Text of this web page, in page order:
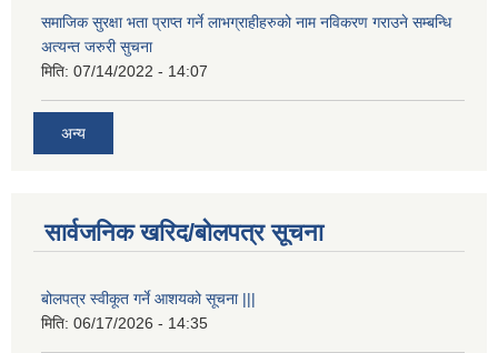
समाजिक सुरक्षा भता प्राप्त गर्ने लाभग्राहीहरुको नाम नविकरण गराउने सम्बन्धि
अत्यन्त जरुरी सुचना
मिति: 07/14/2022 - 14:07
अन्य
सार्वजनिक खरिद/बोलपत्र सूचना
बोलपत्र स्वीकूत गर्ने आशयको सूचना |||
मिति: 06/17/2026 - 14:35